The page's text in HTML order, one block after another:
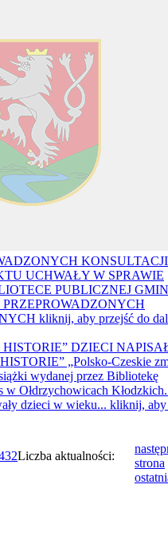
KONSULTACJI
UCHWAŁY W SPRAWIE
PUBLICZNEJ
kliknij, aby przejść do
DZIECI
„Polsko-Czeskie
wydanej przez Bibliotekę
w Ołdrzychowicach
dzieci w wieku... kliknij, aby
Liczba aktualności:
strona